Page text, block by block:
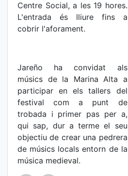
Centre Social, a les 19 hores.
L'entrada és lliure fins a
cobrir l'aforament.
Jareño ha convidat als
músics de la Marina Alta a
participar en els tallers del
festival com a punt de
trobada i primer pas per a,
qui sap, dur a terme el seu
objectiu de crear una pedrera
de músics locals entorn de la
música medieval.